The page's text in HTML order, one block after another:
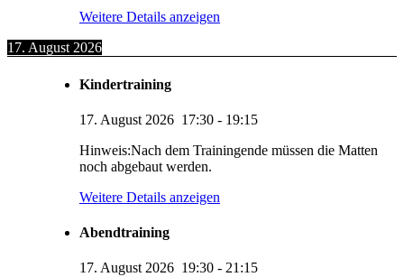
Weitere Details anzeigen
17. August 2026
Kindertraining
17. August 2026 17:30 - 19:15
Hinweis:Nach dem Trainingende müssen die Matten
noch abgebaut werden.
Weitere Details anzeigen
Abendtraining
17. August 2026 19:30 - 21:15